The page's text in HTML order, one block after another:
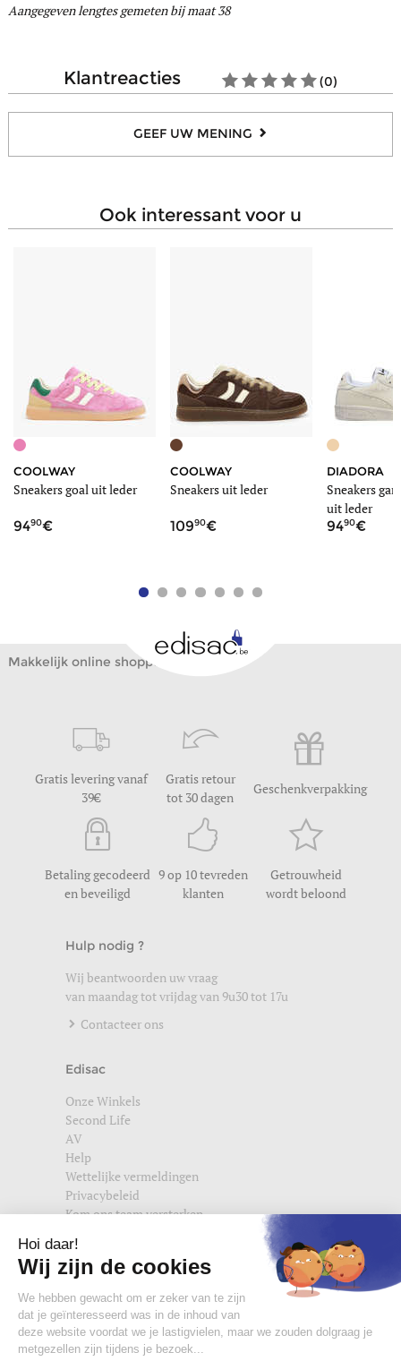
Materiaal bovenkant/schacht
Leder
Uitneembare zool
Ja
Materiaal buitenzool
Rubber
Veters
Fashion
Aangegeven lengtes gemeten bij maat 38
klantreacties (0)
GEEF UW MENING
ook interessant voor u
COOLWAY
Sneakers goal uit leder
9490
COOLWAY
Sneakers uit leder
10990
DIADORA
Sneakers
uit leder
9490
Makkelijk online shoppen
Gratis levering vanaf
39
Gratis retour
tot 30 dagen
Geschenkverpakking
Betaling gecodeerd
en beveiligd
9 op 10 tevreden
klanten
Getrouwheid
wordt beloond
Hulp nodig ?
Wij beantwoorden uw vraag
van maandag tot vrijdag van 9u30 tot 17u
Contacteer ons
Edisac
Onze Winkels
Second Life
AV
Help
Wettelijke vermeldingen
Privacybeleid
Kom ons team versterken
Vind ons ook terug opedisac.com enedisac.nl.
Word lid van de edisac community :